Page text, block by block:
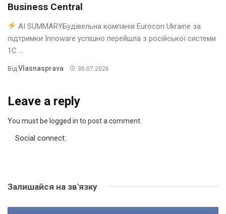
Business Central
AI SUMMARYБудівельна компанія Eurocon Ukraine за
підтримки Innoware успішно перейшла з російської системи
1С ...
Від Vlasnasprava 30.07.2026
Leave a reply
You must be logged in to post a comment.
Social connect:
Залишайся на зв'язку